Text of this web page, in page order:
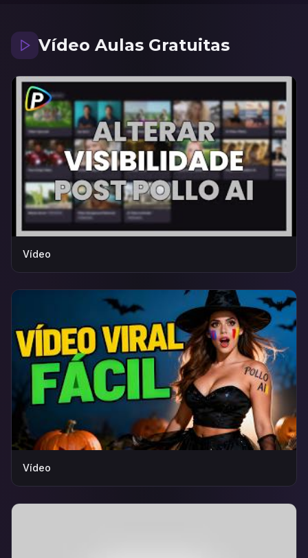
Vídeo Aulas Gratuitas
Vídeo
Vídeo